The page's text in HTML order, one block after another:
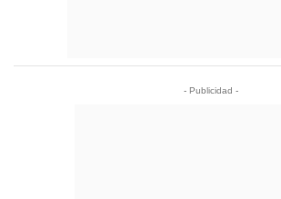
- Publicidad -